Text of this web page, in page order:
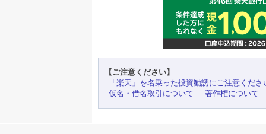
【ご注意ください】
「楽天」を名乗った投資勧誘にご注意くださ
仮名・借名取引について
著作権について